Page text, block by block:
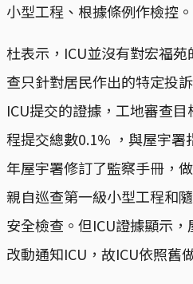
小型工程、根據條例作檢控。
杜表示，ICU並沒有對宏福
查只針對居民作出的特定投
ICU提交的證據，工地審查
程提交總數0.1% ，與屋宇
年屋宇署修訂了監察手冊，
親自巡查第一級小型工程和
安全檢查。但ICU證據顯示
改動通知ICU，故ICU依照舊